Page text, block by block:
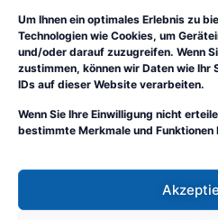
Um Ihnen ein optimales Erlebnis zu
Technologien wie Cookies, um
und/oder darauf zuzugreifen. Wenn
zustimmen, können wir Daten wie
IDs auf dieser Website verarbeiten.
Wenn Sie Ihre Einwilligung nicht
bestimmte Merkmale und
Der Auftraggeber
Untersuchungsrahmen,
Feststellungen,
Ergebnis des Gutachtens.
Gerichtsgutachten
Nicht automatisch. Ein